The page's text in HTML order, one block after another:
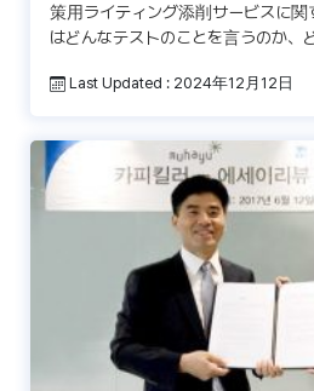
策用ライティング添削サービスに関
はどんなテストのことを言うのか、
Last Updated : 2024年12月12日